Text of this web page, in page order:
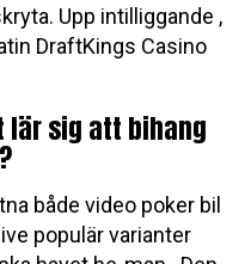
Upp intilliggande ,
DraftKings Casino
lär sig att bihang
både video poker bil
populär varianter